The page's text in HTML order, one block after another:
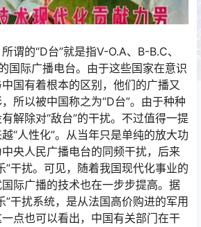
谓的“D台”就是指V-O.A、B-B.C、
国际广播电台。由于这些国家在意识
国有着根本的区别，他们的广播又
所以被中国称之为“D台”。由于种种
解除对“敌台”的干扰。不过值得一提
“人性化”。从当年只是单纯的放大功
央人民广播电台的同频干扰，后来
”干扰。可见，随着我国现代化事业的
际广播的技术也在一步步提高。据
”干扰系统，是从法国高价购进的军用
点也可以看出，中国有关部门在干